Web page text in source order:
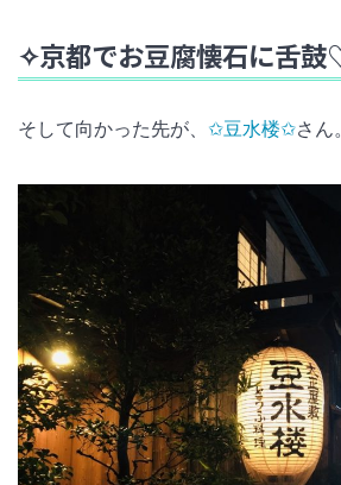
✧京都でお豆腐懐石に舌
そして向かった先が、 ✩豆水楼✩さん